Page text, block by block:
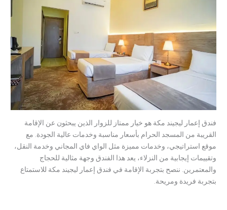
فندق إعمار ليجيند مكة هو خيار ممتاز للزوار الذين يبحثون عن الإقامة
القريبة من المسجد الحرام بأسعار مناسبة وخدمات عالية الجودة. مع
موقع استراتيجي، وخدمات مميزة مثل الواي فاي المجاني وخدمة النقل،
وتقييمات إيجابية من النزلاء، يعد هذا الفندق وجهة مثالية للحجاج
والمعتمرين. ننصح بتجربة الإقامة في فندق إعمار ليجيند مكة للاستمتاع
بتجربة فريدة ومريحة.